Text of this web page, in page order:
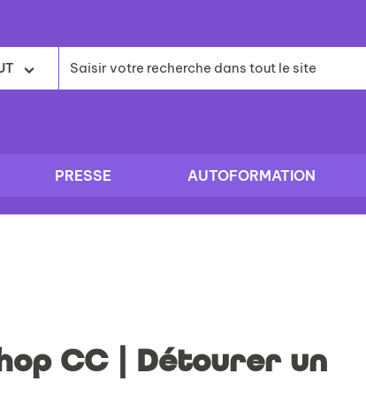
PRESSE AUTOFORMATION
CC | Détourer un